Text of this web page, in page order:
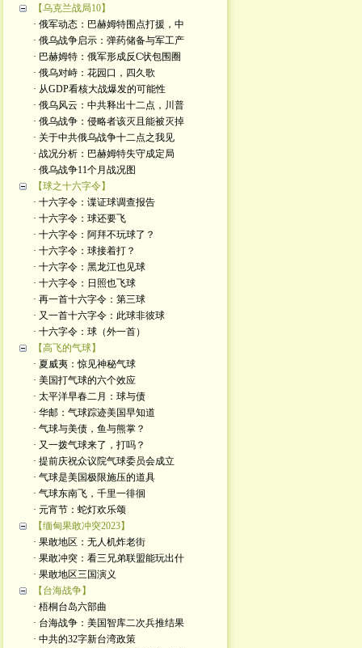
【乌克兰战局10】
· 俄军动态：巴赫姆特围点打援，中
· 俄乌战争启示：弹药储备与军工产
· 巴赫姆特：俄军形成反C状包围圈
· 俄乌对峙：花园口，四久歌
· 从GDP看核大战爆发的可能性
· 俄乌风云：中共释出十二点，川普
· 俄乌战争：侵略者该灭且能被灭掉
· 关于中共俄乌战争十二点之我见
· 战况分析：巴赫姆特失守成定局
· 俄乌战争11个月战况图
【球之十六字令】
· 十六字令：谍证球调查报告
· 十六字令：球还要飞
· 十六字令：阿拜不玩球了？
· 十六字令：球接着打？
· 十六字令：黑龙江也见球
· 十六字令：日照也飞球
· 再一首十六字令：第三球
· 又一首十六字令：此球非彼球
· 十六字令：球（外一首）
【高飞的气球】
· 夏威夷：惊见神秘气球
· 美国打气球的六个效应
· 太平洋早春二月：球与债
· 华邮：气球踪迹美国早知道
· 气球与美债，鱼与熊掌？
· 又一拨气球来了，打吗？
· 提前庆祝众议院气球委员会成立
· 气球是美国极限施压的道具
· 气球东南飞，千里一徘徊
· 元宵节：蛇灯欢乐颂
【缅甸果敢冲突2023】
· 果敢地区：无人机炸老街
· 果敢冲突：看三兄弟联盟能玩出什
· 果敢地区三国演义
【台海战争】
· 梧桐台岛六部曲
· 台海战争：美国智库二次兵推结果
· 中共的32字新台湾政策